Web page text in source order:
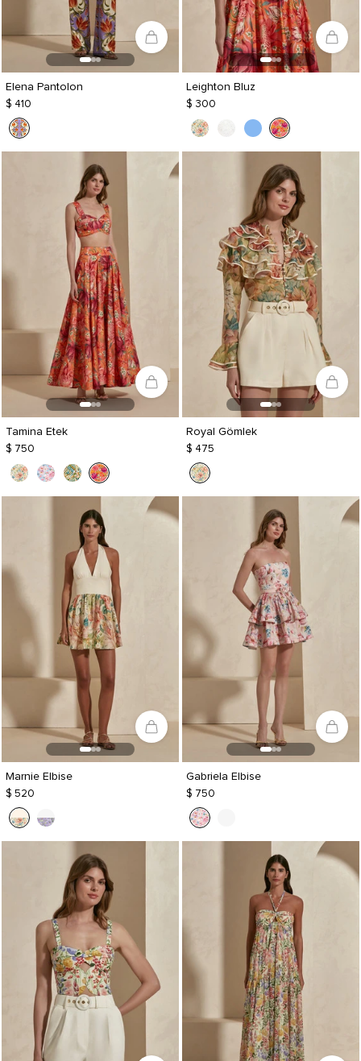
Elena Pantolon
$ 410
Leighton Bluz
$ 300
Tamina Etek
$ 750
Royal Gömlek
$ 475
Marnie Elbise
$ 520
Gabriela Elbise
$ 750